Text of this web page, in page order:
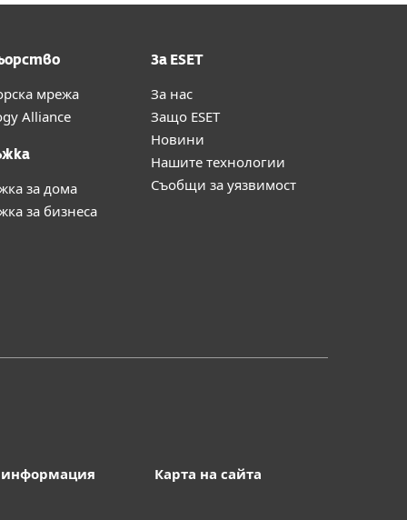
мрежа
Alliance
за дома
за бизнеса
За ESET
За нас
Защо ESET
Новини
Нашите технологии
Съобщи за уязвимост
Карта на сайта